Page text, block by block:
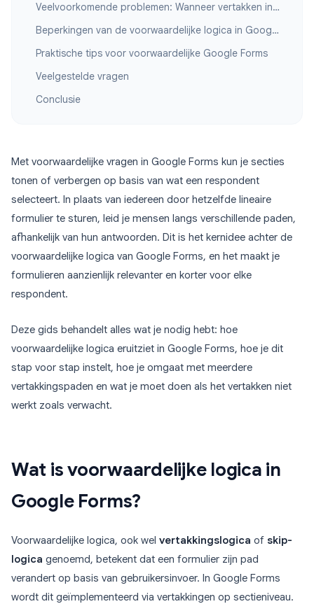
Veelvoorkomende problemen: Wanneer vertakken in Google Forms niet werkt
Beperkingen van de voorwaardelijke logica in Google Forms
Praktische tips voor voorwaardelijke Google Forms
Veelgestelde vragen
Conclusie
Met voorwaardelijke vragen in Google Forms kun je secties
tonen of verbergen op basis van wat een respondent
selecteert. In plaats van iedereen door hetzelfde lineaire
formulier te sturen, leid je mensen langs verschillende paden,
afhankelijk van hun antwoorden. Dit is het kernidee achter de
voorwaardelijke logica van Google Forms, en het maakt je
formulieren aanzienlijk relevanter en korter voor elke
respondent.
Deze gids behandelt alles wat je nodig hebt: hoe
voorwaardelijke logica eruitziet in Google Forms, hoe je dit
stap voor stap instelt, hoe je omgaat met meerdere
vertakkingspaden en wat je moet doen als het vertakken niet
werkt zoals verwacht.
Wat is voorwaardelijke logica in
Google Forms?
Voorwaardelijke logica, ook wel vertakkingslogica of skip-
logica genoemd, betekent dat een formulier zijn pad
verandert op basis van gebruikersinvoer. In Google Forms
wordt dit geïmplementeerd via vertakkingen op sectieniveau.